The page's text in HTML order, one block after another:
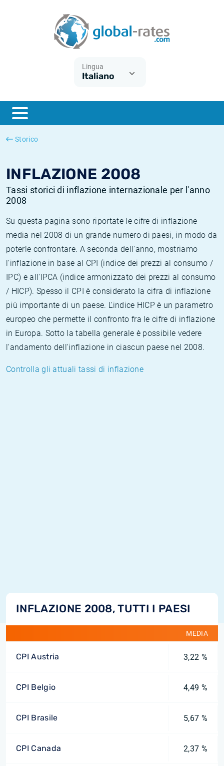
Lingua
Italiano
Storico
INFLAZIONE 2008
Tassi storici di inflazione internazionale per l'anno
2008
Su questa pagina sono riportate le cifre di inflazione
media nel 2008 di un grande numero di paesi, in modo da
poterle confrontare. A seconda dell'anno, mostriamo
l'inflazione in base al CPI (indice dei prezzi al consumo /
IPC) e all'IPCA (indice armonizzato dei prezzi al consumo
/ HICP). Spesso il CPI è considerato la cifra di inflazione
più importante di un paese. L'indice HICP è un parametro
europeo che permette il confronto fra le cifre di inflazione
in Europa. Sotto la tabella generale è possibile vedere
l'andamento dell'inflazione in ciascun paese nel 2008.
Controlla gli attuali tassi di inflazione
INFLAZIONE 2008, TUTTI I PAESI
MEDIA
CPI Austria 3,22 %
CPI Belgio 4,49 %
CPI Brasile 5,67 %
CPI Canada 2,37 %
ESTER
SONIA
Cos'è l'inflazione CPI?
Cos'è l'inflazione HICP?
Inflazione Italia
Inflazione Stati Uniti
Tassi storici Euribor
Tassi storici di SONIA
Tassi storici di TONAR
Calcolatore dell’inflazione